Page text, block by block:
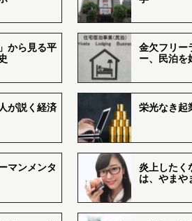
から見る平
金欠フリー
ー、民泊を
が説く経済
栄光なき起
マンメンタ
炎上したく
は、やまや